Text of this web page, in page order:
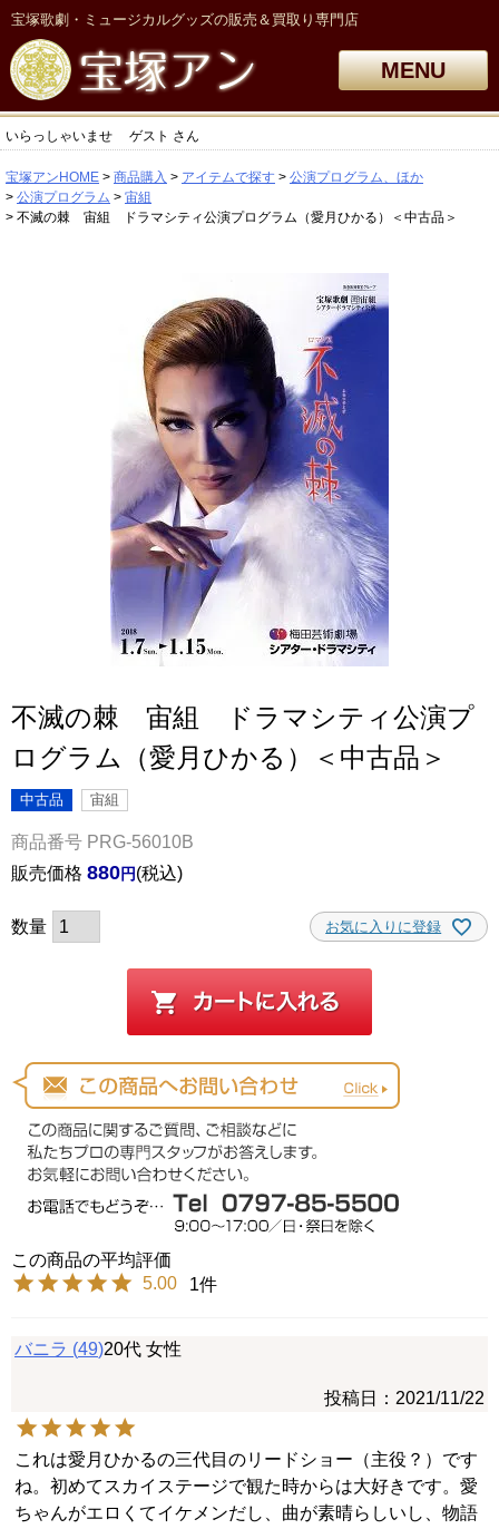
宝塚歌劇・ミュージカルグッズの販売＆買取り専門店
MENU
いらっしゃいませ ゲスト さん
宝塚アンHOME 商品購入 アイテムで探す
公演プログラム、ほか
公演プログラム
宙組
不滅の棘 宙組 ドラマシティ公演プログラム（愛月ひかる）＜中古品＞
不滅の棘 宙組 ドラマシティ公演プ
ログラム（愛月ひかる）＜中古品＞
中古品 宙組
商品番号 PRG-56010B
販売価格 880 税込
お気に入りに登録
5.00 1
バニラ 49 20代 女性
投稿日 2021/11/22
これは愛月ひかるの三代目のリードショー（主役？）です
ね。初めてスカイステージで観た時からは大好きです。愛
ちゃんがエロくてイケメンだし、曲が素晴らしいし、物語